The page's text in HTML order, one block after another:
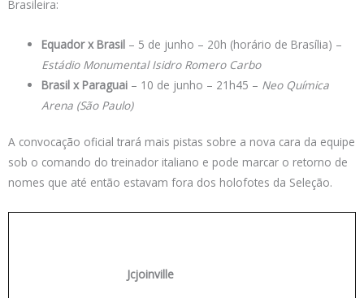
Brasileira:
Equador x Brasil – 5 de junho – 20h (horário de Brasília) –
Estádio Monumental Isidro Romero Carbo
Brasil x Paraguai – 10 de junho – 21h45 – Neo Química
Arena (São Paulo)
A convocação oficial trará mais pistas sobre a nova cara da equipe
sob o comando do treinador italiano e pode marcar o retorno de
nomes que até então estavam fora dos holofotes da Seleção.
Jcjoinville